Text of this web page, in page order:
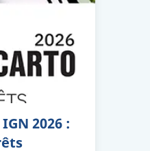
2026 :